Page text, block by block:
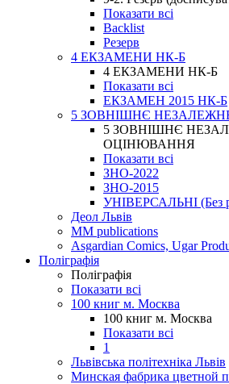
Показати всі
Backlist
Резерв
4 ЕКЗАМЕНИ НК-Б
4 ЕКЗАМЕНИ НК-Б
Показати всі
ЕКЗАМЕН 2015 НК-Б
5 ЗОВНІШНЄ
5 ЗОВНІШНЄ
ОЦІНЮВАННЯ
Показати всі
ЗНО-2022
ЗНО-2015
УНІВЕРСАЛЬНІ (Без
Деол Львів
MM publications
Asgardian Comics, Ugar
Поліграфія
Поліграфія
Показати всі
100 книг м. Москва
100 книг м. Москва
Показати всі
1
Львівська політехніка Львів
Минская фабрика цветной